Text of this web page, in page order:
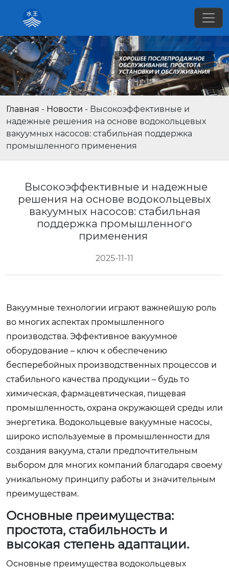
Главная - Новости - Высокоэффективные и
надежные решения на основе водокольцевых
вакуумных насосов: стабильная поддержка
промышленного применения
Высокоэффективные и надежные
решения на основе водокольцевых
вакуумных насосов: стабильная
поддержка промышленного
применения
2025-11-11
Вакуумные технологии играют важнейшую роль
во многих аспектах промышленного
производства. Эффективное вакуумное
оборудование – ключ к обеспечению
бесперебойных производственных процессов и
стабильного качества продукции – будь то
химическая, фармацевтическая, пищевая
промышленность, охрана окружающей среды или
энергетика. Водокольцевые вакуумные насосы,
широко используемые в промышленности для
создания вакуума, стали предпочтительным
выбором для многих компаний благодаря своему
уникальному принципу работы и значительным
преимуществам.
Основные преимущества:
простота, стабильность и
высокая степень адаптации.
Основные преимущества водокольцевых